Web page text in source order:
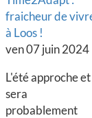
fraicheur de
à Loos !
ven 07 juin 2024
L'été approche
sera
probablement